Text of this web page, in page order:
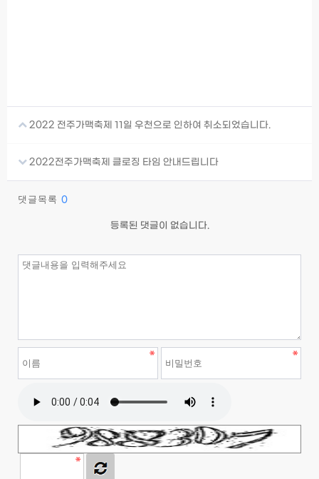
2022 전주가맥축제 11일 우천으로 인하여 취소되었습니다.
2022전주가맥축제 클로징 타임 안내드립니다
댓글목록 0
등록된 댓글이 없습니다.